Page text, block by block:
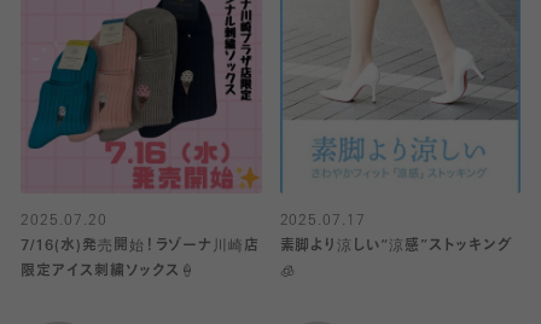
2025.07.20
7/16(水)発売開始！ラゾーナ川崎店
限定アイス刺繍ソックス🍦
2025.07.17
素脚より涼しい“涼感”ストッキング
🧊